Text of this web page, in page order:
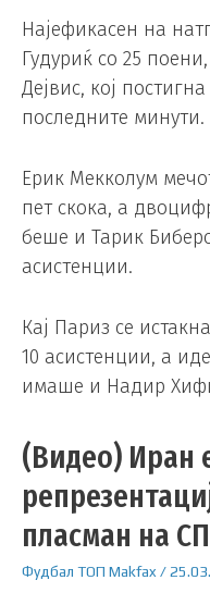
Најефикасен на
Гудуриќ со 25
Дејвис, кој
последните минути.
Ерик Мекколум
пет скока, а
беше и Тарик
асистенции.
Кај Париз се
10 асистенции, а
имаше и Надир
(Видео) Иран
пласман на СП
Фудбал ТОП Makfax /